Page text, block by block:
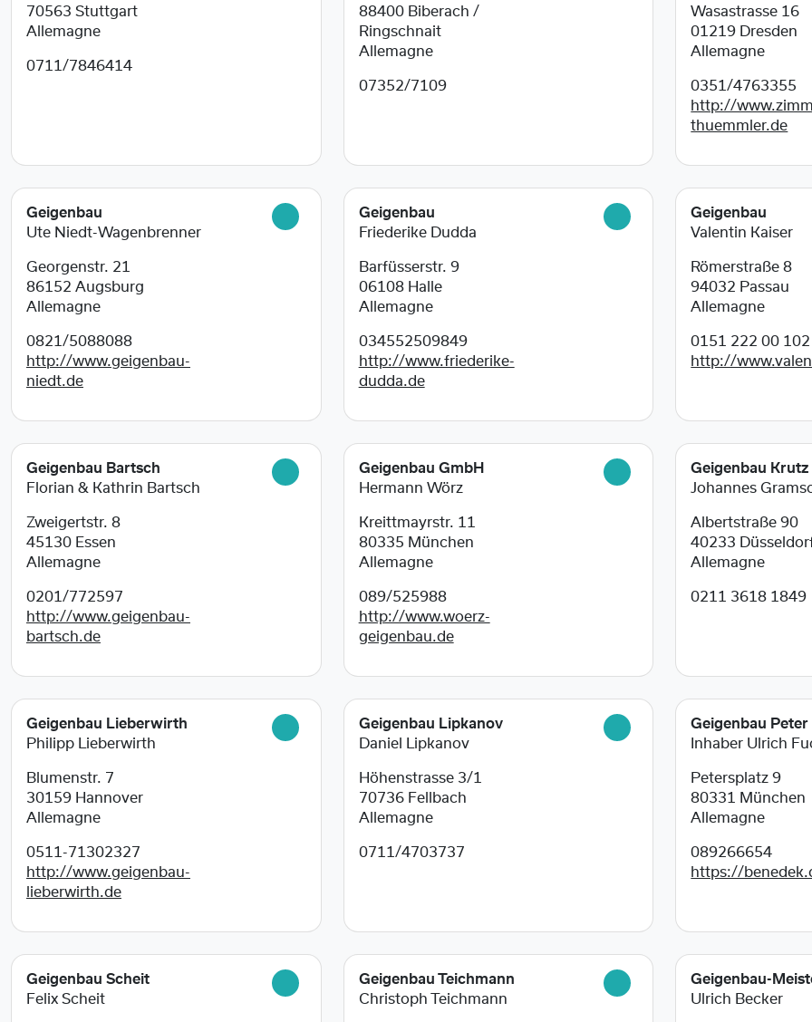
70563 Stuttgart
Allemagne
0711/7846414
88400 Biberach /
Ringschnait
Allemagne
07352/7109
Wasastrasse 16
01219
Dresden
Allemagne
0351/4763355
http://
thuemmler.de
Geigenbau
Ute Niedt-Wagenbrenner
Georgenstr. 21
86152 Augsburg
Allemagne
0821/5088088
http://www.geigenbau-
niedt.de
Geigenbau
Friederike Dudda
Barfüsserstr. 9
06108 Halle
Allemagne
034552509849
http://www.friederike-
dudda.de
Geigenbau
Valentin Kaiser
Römerstraße 8
94032 Passau
Allemagne
0151 222 00 102
http://
Geigenbau Bartsch
Florian & Kathrin Bartsch
Zweigertstr. 8
45130 Essen
Allemagne
0201/772597
http://www.geigenbau-
bartsch.de
Geigenbau GmbH
Hermann Wörz
Kreittmayrstr. 11
80335 München
Allemagne
089/525988
http://www.woerz-
geigenbau.de
Geigenbau Krutz
Johannes
Albertstraße 90
40233
Allemagne
0211 3618 1849
Geigenbau Lieberwirth
Philipp Lieberwirth
Blumenstr. 7
30159 Hannover
Allemagne
0511-71302327
http://www.geigenbau-
lieberwirth.de
Geigenbau Lipkanov
Daniel Lipkanov
Höhenstrasse 3/1
70736 Fellbach
Allemagne
0711/4703737
Geigenbau Peter
Inhaber Ulrich
Petersplatz 9
80331
München
Allemagne
089266654
https://
Geigenbau Scheit
Felix Scheit
Geigenbau Teichmann
Christoph Teichmann
Geigenbau-
Ulrich Becker